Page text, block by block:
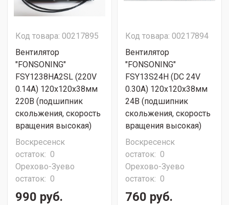
Код товара: 00217895
Вентилятор
"FONSONING"
FSY1238HA2SL (220V
0.14A) 120х120х38мм
220В (подшипник
скольжения, скорость
вращения высокая)
Воскресенск
остаток: 0
Орехово-Зуево
остаток: 0
990 руб.
Код товара: 00217894
Вентилятор
"FONSONING"
FSY13S24H (DC 24V
0.30A) 120х120х38мм
24В (подшипник
скольжения, скорость
вращения высокая)
Воскресенск
остаток: 0
Орехово-Зуево
остаток: 0
760 руб.